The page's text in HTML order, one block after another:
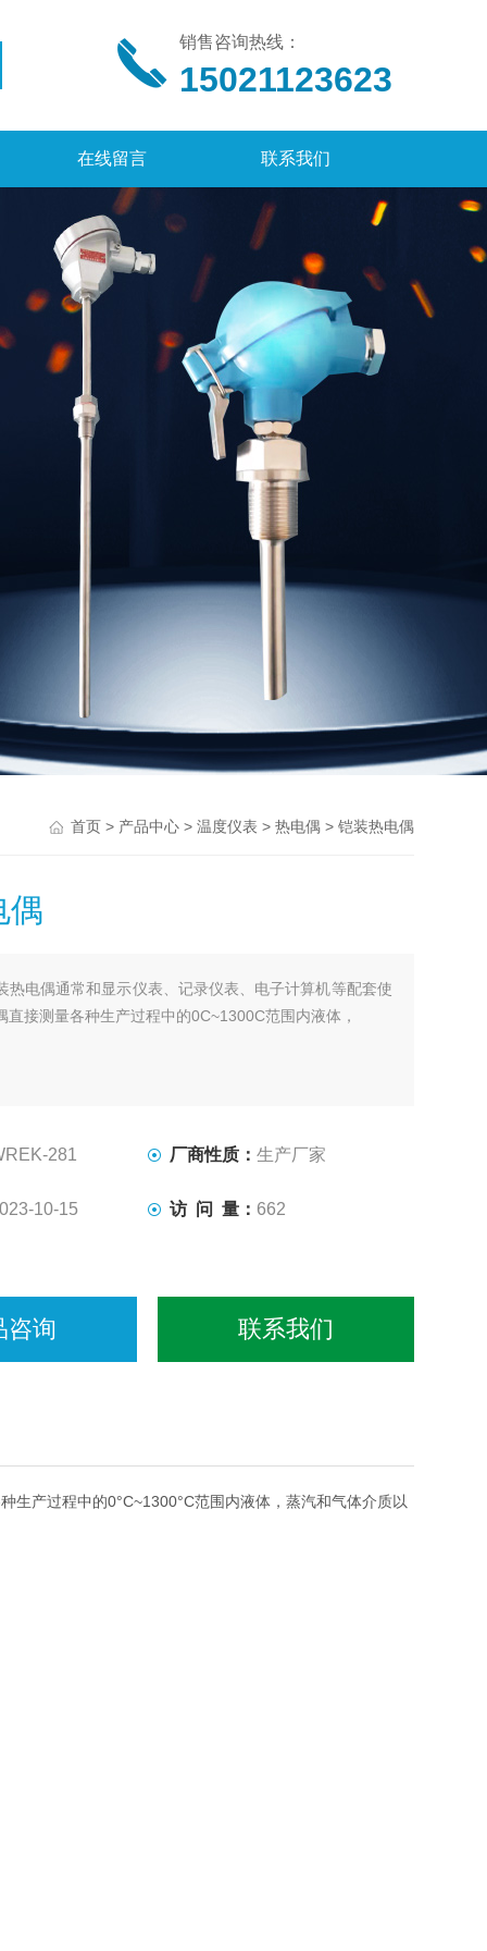
销售咨询热线：
15021123623
在线留言 联系我们
首页> 产品中心> 温度仪表 > 热电偶> 铠装热电偶
偶
热电偶通常和显示仪表、记录仪表、电子计算机等配套使
直接测量各种生产过程中的0C~1300C范围内液体，
281 厂商性质： 生产厂家
10-15 访 问 量： 662
咨询 联系我们
生产过程中的0°C~1300°C范围内液体，蒸汽和气体介质以